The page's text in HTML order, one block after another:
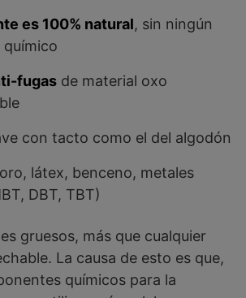
es 100% natural, sin ningún
fugas de material oxo
con tacto como el del algodón
látex, benceno, metales
DBT, TBT)
gruesos, más que cualquier
La causa de esto es que,
químicos para la